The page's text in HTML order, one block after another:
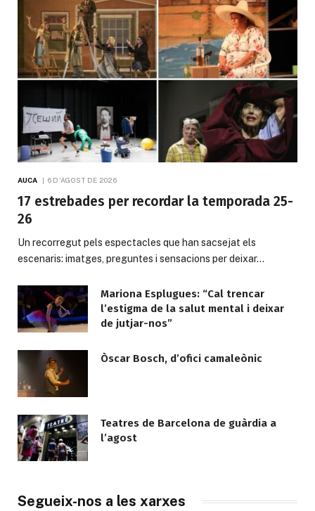
AUCA 6 D'AGOST DE 2026
17 estrebades per recordar la temporada 25-
26
Un recorregut pels espectacles que han sacsejat els
escenaris: imatges, preguntes i sensacions per deixar…
Mariona Esplugues: “Cal trencar
l’estigma de la salut mental i deixar
de jutjar-nos”
Òscar Bosch, d’ofici camaleònic
Teatres de Barcelona de guàrdia a
l’agost
Segueix-nos a les xarxes